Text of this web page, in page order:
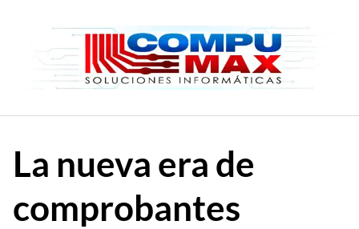
La nueva era de
comprobantes